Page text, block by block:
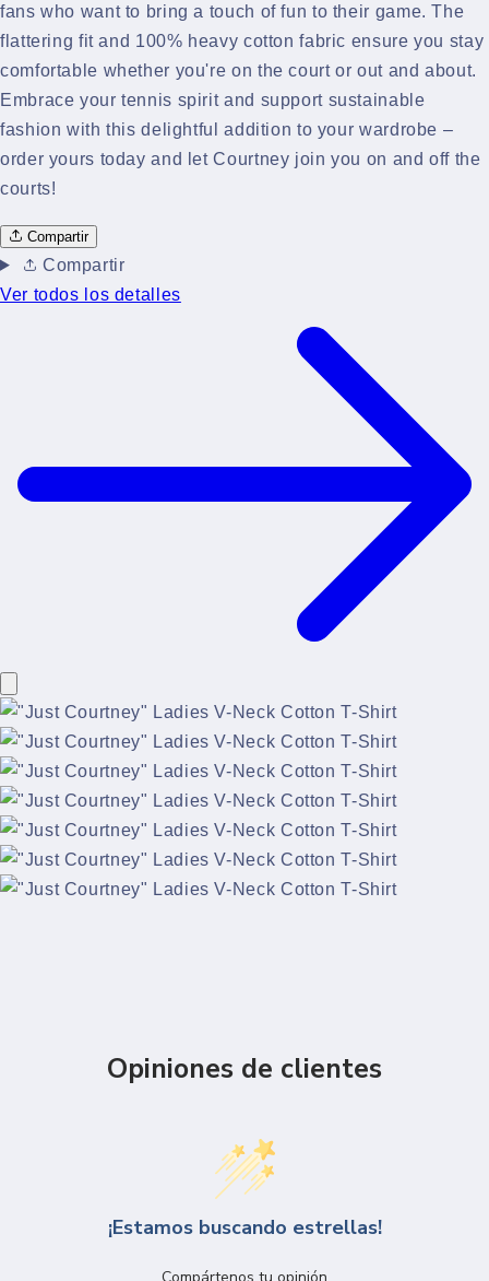
fans who want to bring a touch of fun to their game. The
flattering fit and 100% heavy cotton fabric ensure you stay
comfortable whether you're on the court or out and about.
Embrace your tennis spirit and support sustainable
fashion with this delightful addition to your wardrobe –
order yours today and let Courtney join you on and off the
courts!
Compartir
Compartir
Ver todos los detalles
Opiniones de clientes
¡Estamos buscando estrellas!